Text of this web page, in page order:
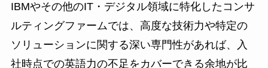
IBMやその他のIT・デジタル領域に特化したコンサ
ルティングファームでは、高度な技術力や特定の
ソリューションに関する深い専門性があれば、入
社時点での英語力の不足をカバーできる余地が比